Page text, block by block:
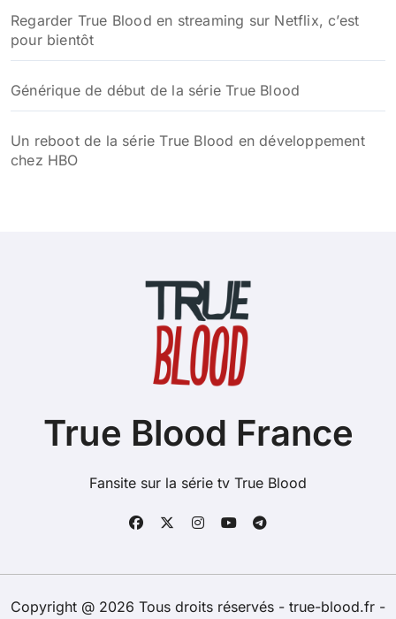
Regarder True Blood en streaming sur Netflix, c’est
pour bientôt
Générique de début de la série True Blood
Un reboot de la série True Blood en développement
chez HBO
True Blood France
Fansite sur la série tv True Blood
Copyright @ 2026 Tous droits réservés - true-blood.fr -